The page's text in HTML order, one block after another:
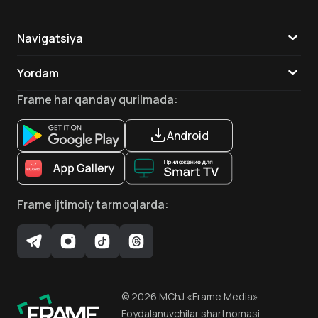
Bosh aktyor Aktyor
Navigatsiya
Yordam
Aloqa
Ilovalar
Frame har qanday qurilmada:
Android
Frame ijtimoiy tarmoqlarda:
© 2026 MChJ «Frame Media»
Foydalanuvchilar shartnomasi